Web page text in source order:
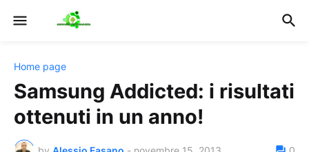
Home page
Samsung Addicted: i risultati
ottenuti in un anno!